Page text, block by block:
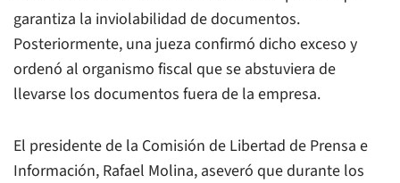
garantiza la inviolabilidad de documentos.
Posteriormente, una jueza confirmó dicho exceso y
ordenó al organismo fiscal que se abstuviera de
llevarse los documentos fuera de la empresa.
El presidente de la Comisión de Libertad de Prensa e
Información, Rafael Molina, aseveró que durante los